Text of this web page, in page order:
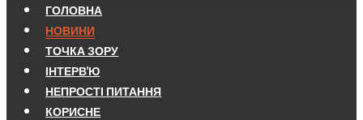
ГОЛОВНА
НОВИНИ
ТОЧКА ЗОРУ
ІНТЕРВ'Ю
НЕПРОСТІ ПИТАННЯ
КОРИСНЕ